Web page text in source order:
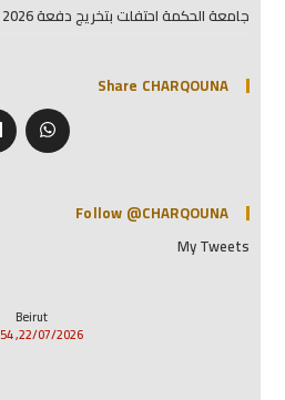
جامعة الحكمة احتفلت بتخريج دفعة 2026
Share CHARQOUNA
Follow @CHARQOUNA
My Tweets
Beirut
22/07/2026, 7:54 م